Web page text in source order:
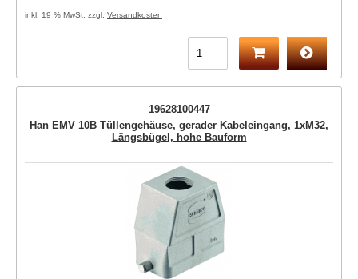
inkl. 19 % MwSt. zzgl. Versandkosten
19628100447
Han EMV 10B Tüllengehäuse, gerader Kabeleingang, 1xM32,
Längsbügel, hohe Bauform